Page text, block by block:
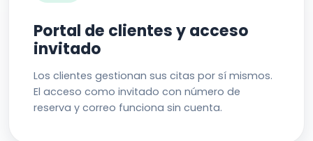
Portal de clientes y acceso
invitado
Los clientes gestionan sus citas por sí mismos.
El acceso como invitado con número de
reserva y correo funciona sin cuenta.